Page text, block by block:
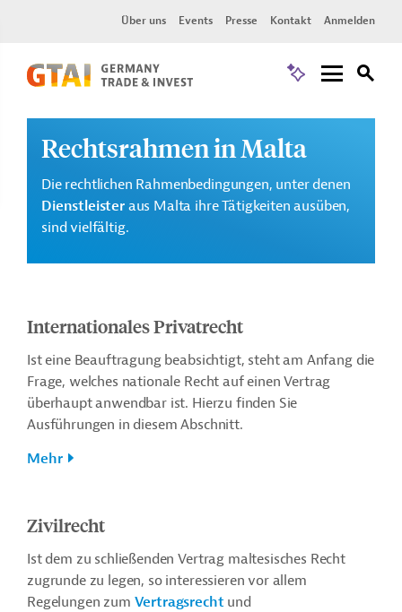
Über uns Events Presse Kontakt Anmelden
Rechtsrahmen in Malta
Die rechtlichen Rahmenbedingungen, unter denen
Dienstleisteraus Malta ihre Tätigkeiten ausüben,
sind vielfältig.
Internationales Privatrecht
Ist eine Beauftragung beabsichtigt, steht am Anfang die
Frage, welches nationale Recht auf einen Vertrag
überhaupt anwendbar ist. Hierzu finden Sie
Ausführungen in diesem Abschnitt.
Mehr
Zivilrecht
Ist dem zu schließenden Vertrag maltesisches Recht
zugrunde zu legen, so interessieren vor allem
Regelungen zum Vertragsrecht und